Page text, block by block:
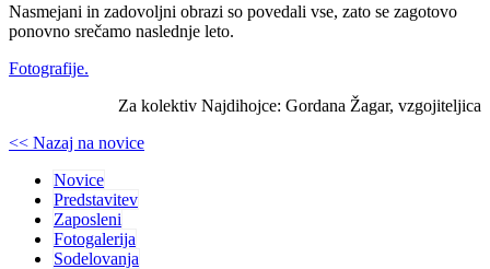
Nasmejani in zadovoljni obrazi so povedali vse, zato se zagotovo
ponovno srečamo naslednje leto.
Fotografije.
Za kolektiv Najdihojce: Gordana Žagar, vzgojiteljica
<< Nazaj na novice
Novice
Predstavitev
Zaposleni
Fotogalerija
Sodelovanja